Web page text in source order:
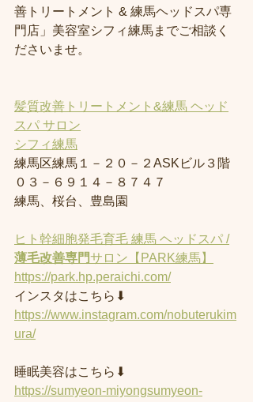
善トリートメント & 練馬ヘッドスパ専
門店」美容室シフィ練馬までご相談く
ださいませ。
髪質改善トリートメント&練馬 ヘッド
スパ サロン
シフィ練馬
練馬区練馬１－２０－２ASKビル３階
０３－６９１４－８７４７
練馬、桜台、豊島園
ヒト幹細胞発毛育毛 練馬 ヘッドスパ /
薄毛改善専門サロン【PARK練馬】
https://park.hp.peraichi.com/
インスタはこちら⬇︎
https://www.instagram.com/nobuterukim
ura/
睡眠美容はこちら⬇︎
https://sumyeon-miyongsumyeon-